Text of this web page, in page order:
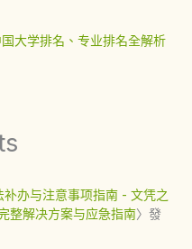
大学排名、专业排名全解析
办与注意事项指南 - 文凭之
整解决方案与应急指南〉發